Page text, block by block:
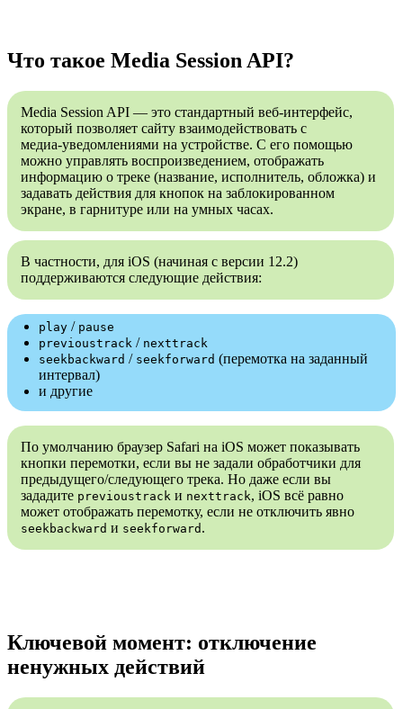
Что такое Media Session API?
Media Session API — это стандартный веб‑интерфейс,
который позволяет сайту взаимодействовать с
медиа‑уведомлениями на устройстве. С его помощью
можно управлять воспроизведением, отображать
информацию о треке (название, исполнитель, обложка) и
задавать действия для кнопок на заблокированном
экране, в гарнитуре или на умных часах.
В частности, для iOS (начиная с версии 12.2)
поддерживаются следующие действия:
play / pause
previoustrack / nexttrack
seekbackward / seekforward (перемотка на заданный
интервал)
и другие
По умолчанию браузер Safari на iOS может показывать
кнопки перемотки, если вы не задали обработчики для
предыдущего/следующего трека. Но даже если вы
зададите previoustrack и nexttrack, iOS всё равно
может отображать перемотку, если не отключить явно
seekbackward и seekforward .
Ключевой момент: отключение
ненужных действий